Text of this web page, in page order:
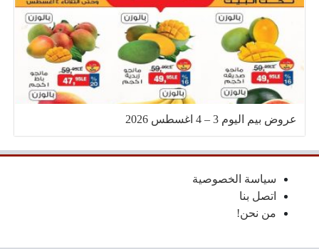
عروض بيم اليوم 3 – 4 اغسطس 2026
سياسة الخصوصية
اتصل بنا
من نحن!